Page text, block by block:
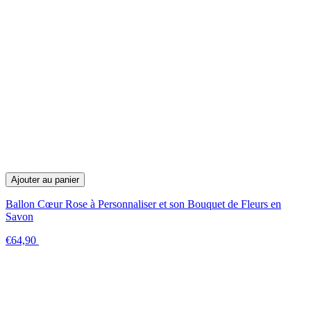
Ajouter au panier
Ballon Cœur Rose à Personnaliser et son Bouquet de Fleurs en
Savon
€64,90